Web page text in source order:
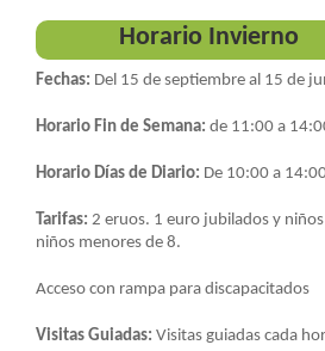
Horario Invierno
Fechas: Del 15 de septiembre al 15 de
Horario Fin de Semana: de 11:00 a
Horario Días de Diario: De 10:00 a
Tarifas: 2 eruos. 1 euro jubilados y
niños menores de 8.
Acceso con rampa para discapacitados
Visitas Guiadas: Visitas guiadas cada